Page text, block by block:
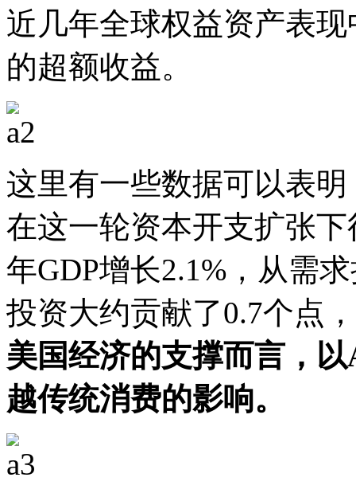
近几年全球权益资产表
的超额收益。
这里有一些数据可以表
在这一轮资本开支扩张
年GDP增长2.1%，从需
投资大约贡献了0.7个点
美国经济的支撑而言，
越传统消费的影响。